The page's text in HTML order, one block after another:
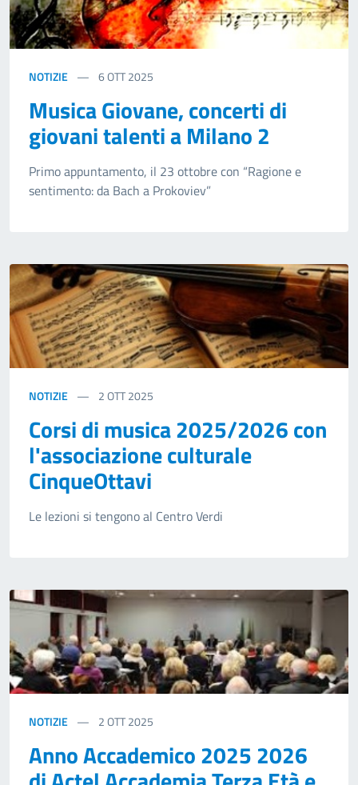
NOTIZIE 6OTT 2025
Musica Giovane, concerti di
giovani talenti a Milano 2
Primo appuntamento, il 23 ottobre con “Ragione e
sentimento: da Bach a Prokoviev”
NOTIZIE 2OTT 2025
Corsi di musica 2025/2026 con
l'associazione culturale
CinqueOttavi
Le lezioni si tengono al Centro Verdi
NOTIZIE 2OTT 2025
Anno Accademico 2025 2026